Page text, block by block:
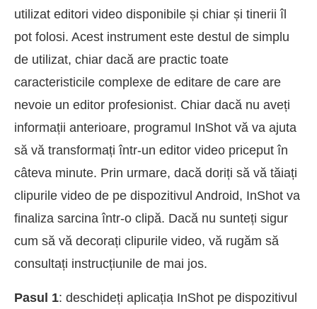
utilizat editori video disponibile și chiar și tinerii îl
pot folosi. Acest instrument este destul de simplu
de utilizat, chiar dacă are practic toate
caracteristicile complexe de editare de care are
nevoie un editor profesionist. Chiar dacă nu aveți
informații anterioare, programul InShot vă va ajuta
să vă transformați într-un editor video priceput în
câteva minute. Prin urmare, dacă doriți să vă tăiați
clipurile video de pe dispozitivul Android, InShot va
finaliza sarcina într-o clipă. Dacă nu sunteți sigur
cum să vă decorați clipurile video, vă rugăm să
consultați instrucțiunile de mai jos.
Pasul 1: deschideți aplicația InShot pe dispozitivul